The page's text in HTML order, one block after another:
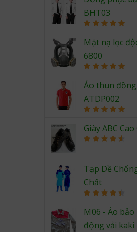
BHT03
out of 5
Mặt nạ lọc
6800
out of 5
Áo thun
ATDP002
out of 5
Giày ABC Cao
Tạp Dề
Chất
out of 5
M06 - Áo
động vải kaki